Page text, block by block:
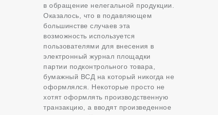
в обращение нелегальной продукции.
Оказалось, что в подавляющем
большинстве случаев эта
возможность используется
пользователями для внесения в
электронный журнал площадки
партии подконтрольного товара,
бумажный ВСД на который никогда не
оформлялся. Некоторые просто не
хотят оформлять производственную
транзакцию, а вводят произведенное